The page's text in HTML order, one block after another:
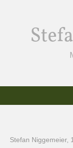
Stefan Niggemeier,